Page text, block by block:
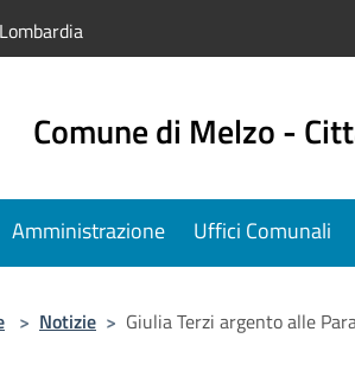
Comune di Melzo -
Amministrazione Uffici Comunali
> Notizie > Giulia Terzi argento alle